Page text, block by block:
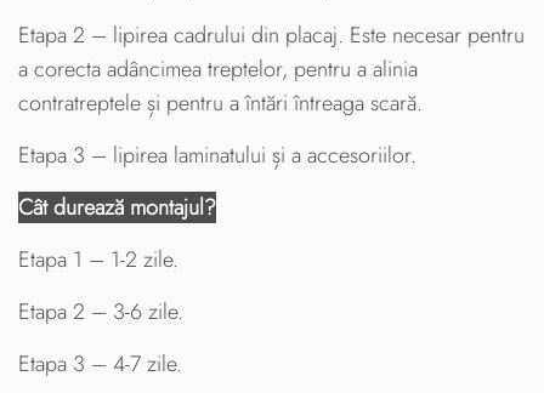
Etapa 2 – lipirea cadrului din placaj. Este necesar pentru
a corecta adâncimea treptelor, pentru a alinia
contratreptele și pentru a întări întreaga scară.
Etapa 3 – lipirea laminatului și a accesoriilor.
Cât durează montajul?
Etapa 1 – 1-2 zile.
Etapa 2 – 3-6 zile.
Etapa 3 – 4-7 zile.